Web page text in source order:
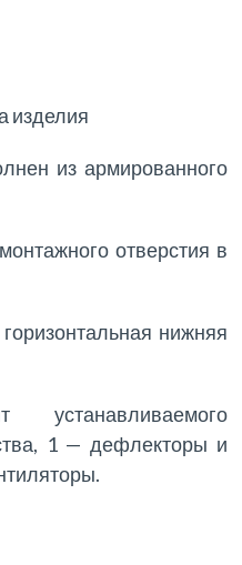
изделия
из армированного
отверстия в
нижняя
1 — дефлекторы и